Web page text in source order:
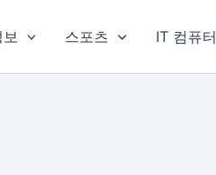
보 스포츠 IT 컴퓨터